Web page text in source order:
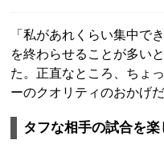
「私があれくらい集中で
を終わらせることが多い
た。正直なところ、ちょ
ーのクオリティのおかげだ
タフな相手の試合を